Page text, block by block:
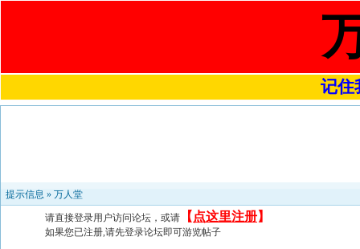
记住
提示信息 » 万人堂
请直接登录用户访问论坛，或请 【 点这里注册】
如果您已注册,请先登录论坛即可游览帖子